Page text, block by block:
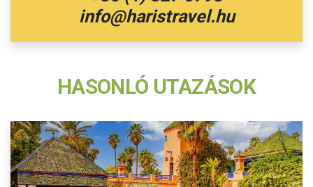
info@haristravel.hu
HASONLÓ UTAZÁSOK